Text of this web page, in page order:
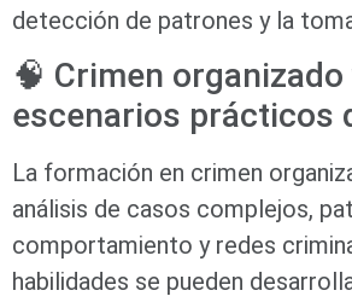
detección de patrones y la
🧠 Crimen organizado
escenarios prácticos
La formación en crimen
análisis de casos complejos,
comportamiento y redes
habilidades se pueden